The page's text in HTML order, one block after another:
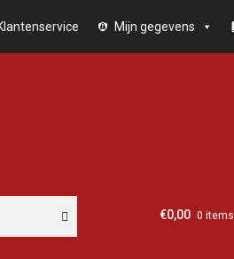
Mijn gegevens
€0,00 0 items